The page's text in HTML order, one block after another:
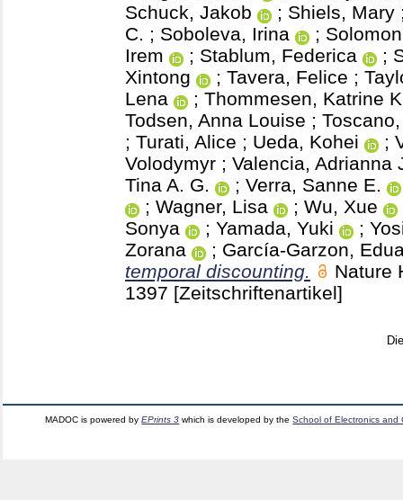
Schuck, Jakob
; Shiels, Mary
C. ; Soboleva, Irina ;
Irem
; Stablum, Federica ;
Xintong
; Tavera, Felice ;
Lena
; Thommesen, Katrine
Todsen, Anna Louise ;
; Turati, Alice ; Ueda, Kohei ;
Volodymyr ; Valencia, Adrianna
Tina A. G.
; Verra, Sanne E.
; Wagner, Lisa ; Wu, Xue
Sonya
; Yamada, Yuki ;
Zorana
; García-Garzon,
temporal discounting.
Nature
1397 [Zeitschriftenartikel]
MADOC is powered byEPrints 3 which is developed by theSchool of Electronics and